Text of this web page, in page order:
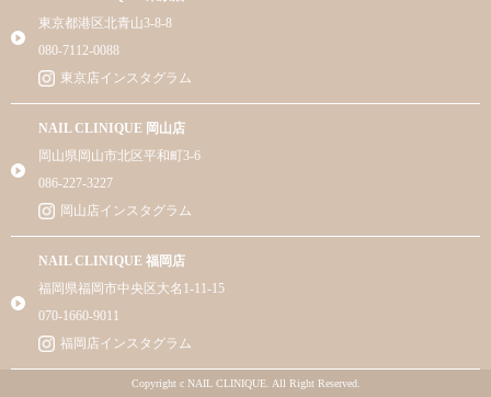
東京都港区北青山3-8-8
080-7112-0088
東京店インスタグラム
NAIL CLINIQUE 岡山店
岡山県岡山市北区平和町3-6
086-227-3227
岡山店インスタグラム
NAIL CLINIQUE 福岡店
福岡県福岡市中央区大名1-11-15
070-1660-9011
福岡店インスタグラム
Copyright c NAIL CLINIQUE. All Right Reserved.